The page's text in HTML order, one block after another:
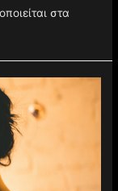
στα